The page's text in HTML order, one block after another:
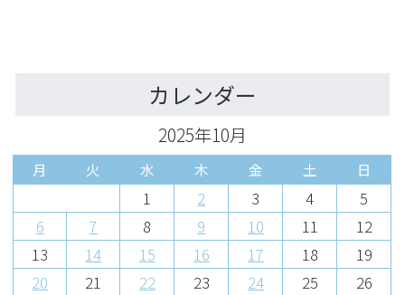
カレンダー
2025年10月
月 火 水 木 金 土 日
1 2 3 4
5
6
7 8 9 10 11
12
13
14 15 16 17 18
19
20
21 22 23 24 25
26